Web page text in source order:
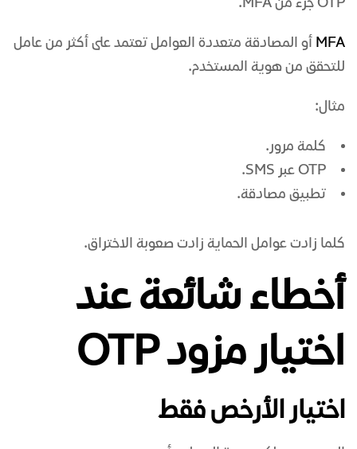
OTP جزء من MFA.
MFA أو المصادقة متعددة العوامل تعتمد على أكثر من عامل
للتحقق من هوية المستخدم.
مثال:
كلمة مرور.
OTP عبر SMS.
تطبيق مصادقة.
كلما زادت عوامل الحماية زادت صعوبة الاختراق.
أخطاء شائعة عند
اختيار مزود OTP
اختيار الأرخص فقط